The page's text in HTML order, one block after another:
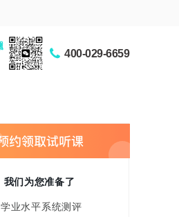
400-029-6659
我们为您准备了
学业水平系统测评